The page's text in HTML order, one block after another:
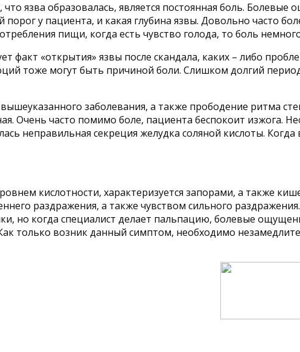
язва образовалась, является постоянная боль.
порог у пациента, и какая глубина язвы. Довольно часто
пищи, когда есть чувство голода, то боль
факт «открытия» язвы после скандала, каких – либо
тоже могут быть причиной боли. Слишком долгий
заболевания, а также прободение ритма
Очень часто помимо боле, пациента беспокоит изжога.
неправильная секреция желудка соляной кислоты.
кислотности, характеризуется запорами, а также
раздражения, а также чувством сильного
но когда специалист делает пальпацию, болевые
только возник данный симптом, необходимо